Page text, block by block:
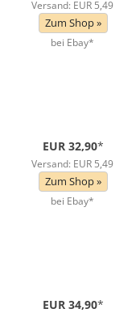
Versand: EUR 5,49
Zum Shop »
bei Ebay*
EUR 32,90*
Versand: EUR 5,49
Zum Shop »
bei Ebay*
EUR 34,90*